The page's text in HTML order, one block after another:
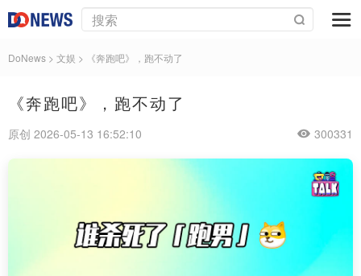
DoNews > 文娱 > 《奔跑吧》，跑不动了
《奔跑吧》，跑不动了
原创 2026-05-13 16:52:10 300331